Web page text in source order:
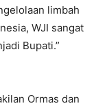
limbah
WJI sangat
Bupati.”
Ormas dan